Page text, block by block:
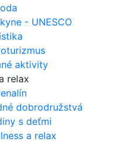
- UNESCO
aktivity
relax
dobrodružstvá
s deťmi
a relax